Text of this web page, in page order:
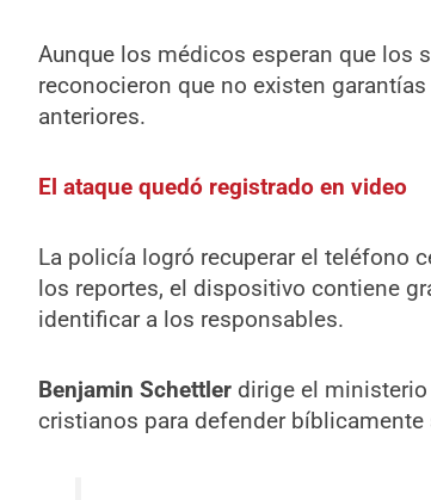
Aunque los médicos esperan que los
reconocieron que no existen
anteriores.
El ataque quedó registrado en video
La policía logró recuperar el teléfono
los reportes, el dispositivo contiene
identificar a los responsables.
Benjamin Schettlerdirige el ministerio
cristianos para defender